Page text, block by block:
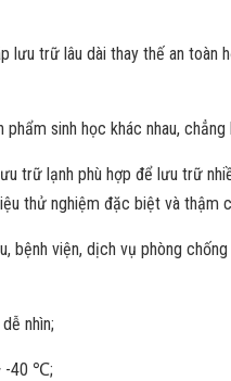
trữ lâu dài thay thế an toàn
sinh học khác nhau, chẳng
lạnh phù hợp để lưu trữ
thử nghiệm đặc biệt và thậm
viện, dịch vụ phòng
nhìn;
-40 ℃;